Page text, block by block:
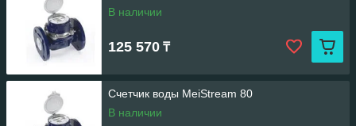
В наличии
125 570 ₸
Счетчик воды MeiStream 80
В наличии